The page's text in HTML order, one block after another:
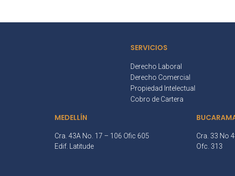
SERVICIOS
Derecho Laboral
Derecho Comercial
Propiedad Intelectual
Cobro de Cartera
MEDELLÍN
Cra. 43A No. 17 – 106 Ofic 605
Edif. Latitude
Cra. 33 No
Ofc. 313